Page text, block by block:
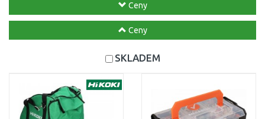
Ceny
Ceny
SKLADEM